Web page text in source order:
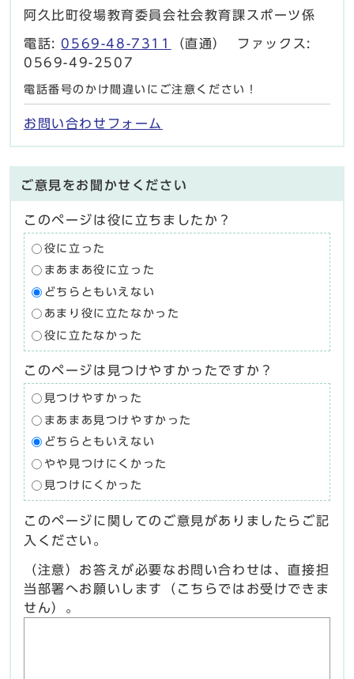
阿久比町役場教育委員会社会教育課スポーツ係
電話: 0569-48-7311
（直通） ファックス:
0569-49-2507
電話番号のかけ間違いにご注意ください！
お問い合わせフォーム
ご意見をお聞かせください
このページは役に立ちましたか？
役に立った
まあまあ役に立った
どちらともいえない
あまり役に立たなかった
役に立たなかった
このページは見つけやすかったですか？
見つけやすかった
まあまあ見つけやすかった
どちらともいえない
やや見つけにくかった
見つけにくかった
このページに関してのご意見がありましたらご記
入ください。
（注意）お答えが必要なお問い合わせは、直接担
当部署へお願いします（こちらではお受けできま
せん）。